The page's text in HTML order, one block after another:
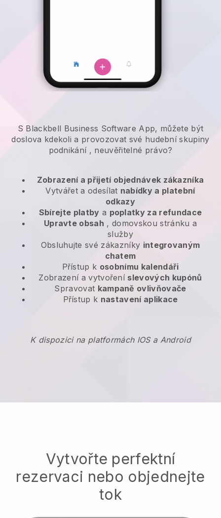
S Blackbell Business Software App, můžete být
doslova kdekoli a provozovat své hudební skupiny
podnikání, neuvěřitelné právo?
Zobrazení a přijetí objednávek zákazníka
Vytvářet a odesílat nabídky a platební
odkazy
Sbírejte platby a poplatky za refundace
Upravte obsah , domovskou stránku a
služby
Obsluhujte své zákazníky integrovaným
chatem
Přístup k osobnímu kalendáři
Zobrazení a vytvoření slevových kupónů
Spravovat kampaně ovlivňovače
Přístup k nastavení aplikace
K dispozici na platformách IOS a Android
Vytvořte perfektní
rezervaci nebo objednejte
tok